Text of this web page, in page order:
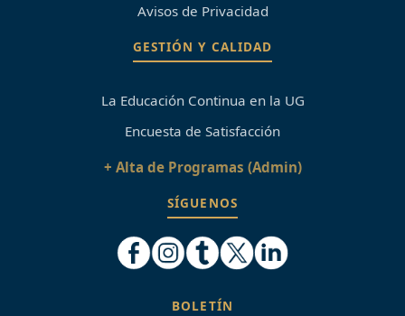
Avisos de Privacidad
GESTIÓN Y CALIDAD
La Educación Continua en la UG
Encuesta de Satisfacción
+ Alta de Programas (Admin)
SÍGUENOS
BOLETÍN